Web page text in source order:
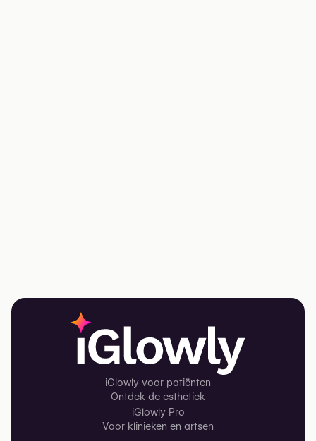
iGlowly voor patiënten
Ontdek de esthetiek
iGlowly Pro
Voor klinieken en artsen